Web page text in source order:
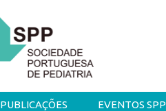
PUBLICAÇÕES EVENTOS SPP